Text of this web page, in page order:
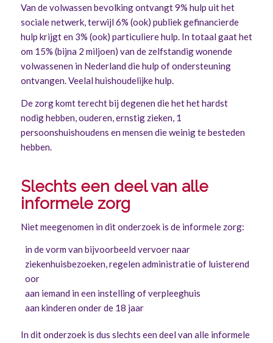
Van de volwassen bevolking ontvangt 9% hulp uit het
sociale netwerk, terwijl 6% (ook) publiek gefinancierde
hulp krijgt en 3% (ook) particuliere hulp. In totaal gaat het
om 15% (bijna 2 miljoen) van de zelfstandig wonende
volwassenen in Nederland die hulp of ondersteuning
ontvangen. Veelal huishoudelijke hulp.
De zorg komt terecht bij degenen die het het hardst
nodig hebben, ouderen, ernstig zieken, 1
persoonshuishoudens en mensen die weinig te besteden
hebben.
Slechts een deel van alle
informele zorg
Niet meegenomen in dit onderzoek is de informele zorg:
in de vorm van bijvoorbeeld vervoer naar
ziekenhuisbezoeken, regelen administratie of luisterend
oor
aan iemand in een instelling of verpleeghuis
aan kinderen onder de 18 jaar
In dit onderzoek is dus slechts een deel van alle informele